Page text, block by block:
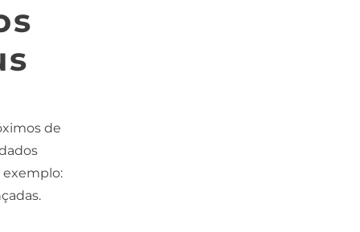
de
exemplo: